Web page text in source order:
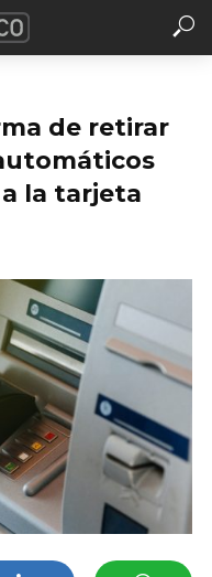
de retirar
la tarjeta